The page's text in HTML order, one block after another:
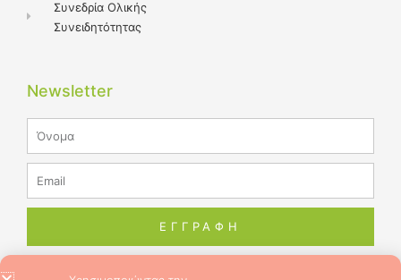
Συνεδρία Ολικής
Συνειδητότητας
Newsletter
ΕΓΓΡΑΦΗ